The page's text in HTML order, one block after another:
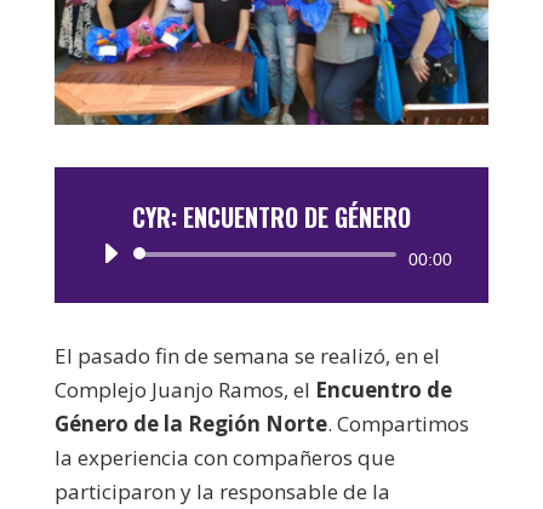
CYR: ENCUENTRO DE GÉNERO
Reproductor
00:00
El pasado fin de semana se realizó, en el
Complejo Juanjo Ramos, el Encuentro de
Género de la Región Norte. Compartimos
la experiencia con compañeros que
participaron y la responsable de la